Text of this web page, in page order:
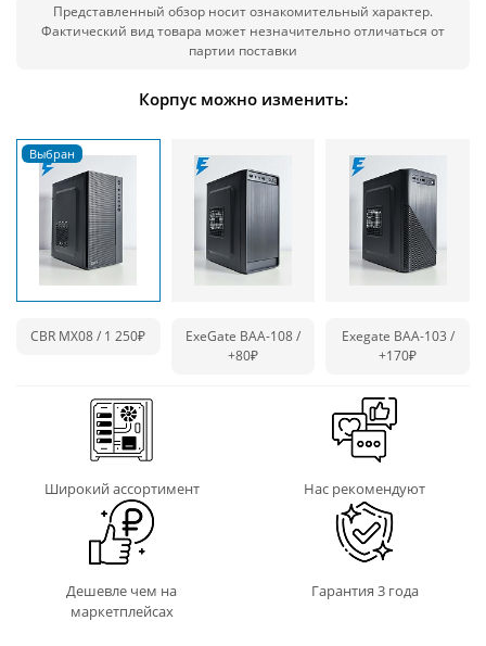
Представленный обзор носит ознакомительный характер.
Фактический вид товара может незначительно отличаться от
партии поставки
Корпус можно изменить:
CBR MX08 / 1 250₽
ExeGate BAA-108 /
+80₽
Exegate BAA-103 /
+170₽
Широкий ассортимент Нас рекомендуют
Дешевле чем на
маркетплейсах
Гарантия 3 года